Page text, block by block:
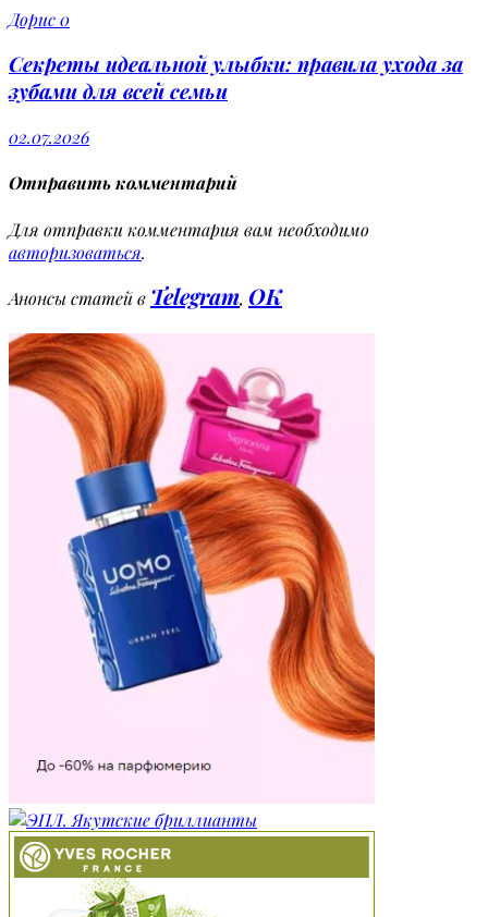
Дорис0
Секреты идеальной улыбки: правила ухода за
зубами для всей семьи
02.07.2026
Отправить комментарий
Для отправки комментария вам необходимо
авторизоваться.
Анонсы статей в Telegram, OK